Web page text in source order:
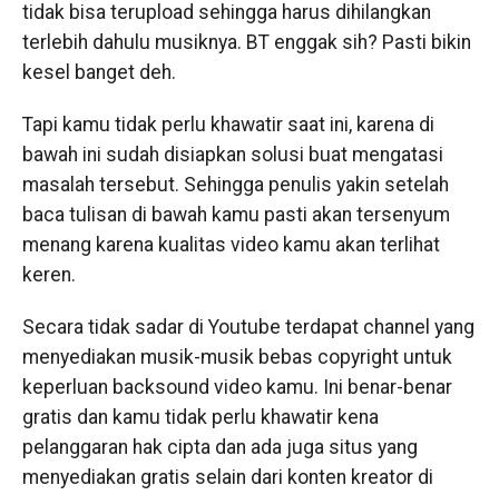
tidak bisa terupload sehingga harus dihilangkan
terlebih dahulu musiknya. BT enggak sih? Pasti bikin
kesel banget deh.
Tapi kamu tidak perlu khawatir saat ini, karena di
bawah ini sudah disiapkan solusi buat mengatasi
masalah tersebut. Sehingga penulis yakin setelah
baca tulisan di bawah kamu pasti akan tersenyum
menang karena kualitas video kamu akan terlihat
keren.
Secara tidak sadar di Youtube terdapat channel yang
menyediakan musik-musik bebas copyright untuk
keperluan backsound video kamu. Ini benar-benar
gratis dan kamu tidak perlu khawatir kena
pelanggaran hak cipta dan ada juga situs yang
menyediakan gratis selain dari konten kreator di